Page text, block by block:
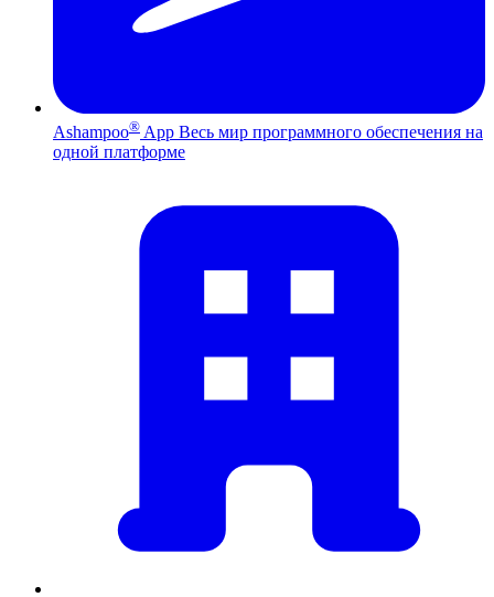
Ashampoo® App Весь мир программного обеспечения на
одной платформе